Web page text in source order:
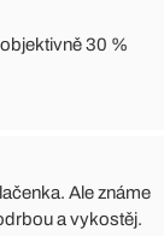
30 %
Ale známe
a vykostěj.